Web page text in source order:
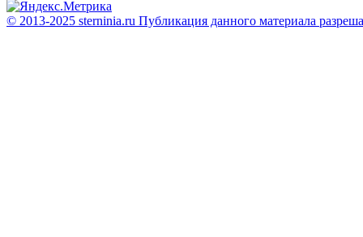
© 2013-2025 sterninia.ru Публикация данного материала